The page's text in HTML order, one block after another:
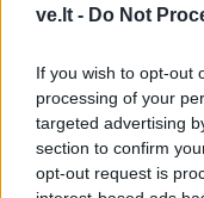
ve.lt - Do Not
If you wish to opt-out
processing of your
targeted advertising
section to confirm
opt-out request is
Laisvalaikis
Rugpjūčio 5-osios